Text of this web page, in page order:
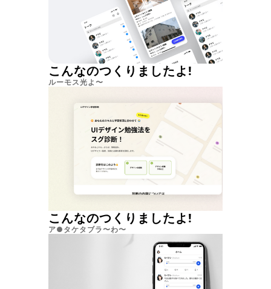
こんなのつくりましたよ!
ルーモス光よ〜
こんなのつくりましたよ!
ア●タケタブラ〜わ〜